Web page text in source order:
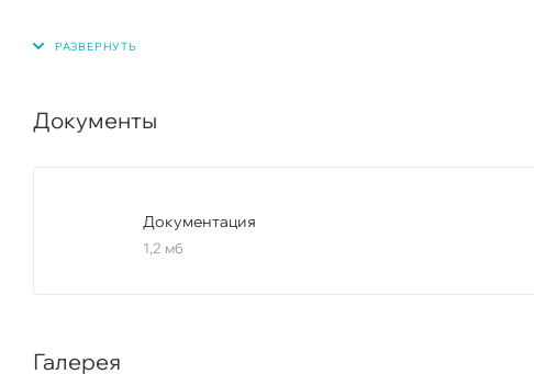
Документы
Документация
1,2 мб
Галерея